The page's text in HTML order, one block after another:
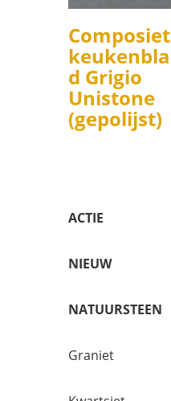
Composiet
keukenbla
d Grigio
Unistone
(gepolijst)
ACTIE
NIEUW
NATUURSTEEN
Graniet